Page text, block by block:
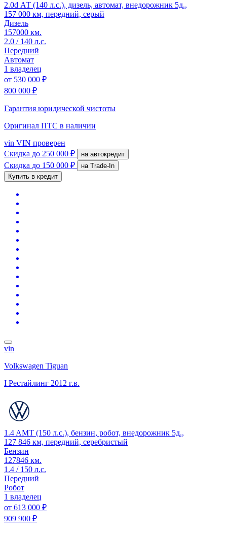
2.0d АТ (140 л.с.), дизель, автомат, внедорожник 5д.,
157 000 км, передний, серый
Дизель
157000 км.
2.0 / 140 л.с.
Передний
Автомат
1 владелец
от 530 000 ₽
800 000 ₽
Гарантия юридической чистоты
Оригинал ПТС в наличии
vin VIN проверен
Скидка до 250 000 ₽ на автокредит
Скидка до 150 000 ₽
на Trade-In
Купить в кредит
vin
Volkswagen Tiguan
I Рестайлинг 2012 г.в.
1.4 AMT (150 л.с.), бензин, робот, внедорожник 5д.,
127 846 км, передний, серебристый
Бензин
127846 км.
1.4 / 150 л.с.
Передний
Робот
1 владелец
от 613 000 ₽
909 900 ₽